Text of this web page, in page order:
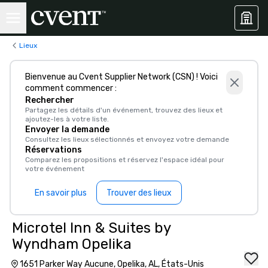
Lieux
Bienvenue au Cvent Supplier Network (CSN) ! Voici
comment commencer :
Rechercher
Partagez les détails d'un événement, trouvez des lieux et
ajoutez-les à votre liste.
Envoyer la demande
Consultez les lieux sélectionnés et envoyez votre demande
Réservations
Comparez les propositions et réservez l'espace idéal pour
votre événement
En savoir plus Trouver des lieux
Microtel Inn & Suites by
Wyndham Opelika
1651 Parker Way Aucune, Opelika, AL, États-Unis